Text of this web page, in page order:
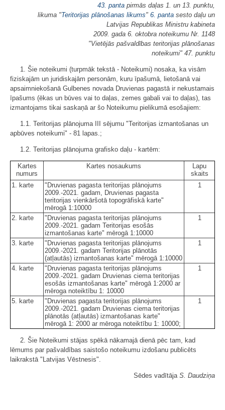
43. panta pirmās daļas 1. un 13. punktu,
likuma "Teritorijas plānošanas likums" 6. panta sesto daļu un
Latvijas Republikas Ministru kabineta
2009. gada 6. oktobra noteikumu Nr. 1148
"Vietējās pašvaldības teritorijas plānošanas
noteikumi" 47. punktu
1. Šie noteikumi (turpmāk tekstā - Noteikumi) nosaka, ka visām
fiziskajām un juridiskajām personām, kuru īpašumā, lietošanā vai
apsaimniekošanā Gulbenes novada Druvienas pagastā ir nekustamais
īpašums (ēkas un būves vai to daļas, zemes gabali vai to daļas), tas
izmantojams tikai saskaņā ar šo Noteikumu pielikumā esošajiem:
1.1. Teritorijas plānojuma III sējumu "Teritorijas izmantošanas un
apbūves noteikumi" - 81 lapas.;
1.2. Teritorijas plānojuma grafisko daļu - kartēm:
Kartes
numurs
Kartes nosaukums
Lapu
skaits
1. karte
"Druvienas pagasta teritorijas plānojums
2009.-2021. gadam, Druvienas pagasta
teritorijas vienkāršotā topogrāfiskā karte"
mērogā 1:10000
1
2. karte
"Druvienas pagasta teritorijas plānojums
2009.-2021. gadam Teritorijas esošās
izmantošanas karte" mērogā 1:10000
1
3. karte
"Druvienas pagasta teritorijas plānojums
2009.-2021. gadam Teritorijas plānotās
(atļautās) izmantošanas karte" mērogā 1:10000
1
4. karte
"Druvienas pagasta teritorijas plānojums
2009.-2021. gadam Druvienas ciema teritorijas
esošās izmantošanas karte" mērogā 1:2000 ar
mēroga noteiktību 1: 10000
1
5. karte
"Druvienas pagasta teritorijas plānojums
2009.-2021. gadam Druvienas ciema teritorijas
plānotās (atļautās) izmantošanas karte"
mērogā 1: 2000 ar mēroga noteiktību 1: 10000;
1
2. Šie Noteikumi stājas spēkā nākamajā dienā pēc tam, kad
lēmums par pašvaldības saistošo noteikumu izdošanu publicēts
laikrakstā "Latvijas Vēstnesis".
Sēdes vadītāja S. Daudziņa